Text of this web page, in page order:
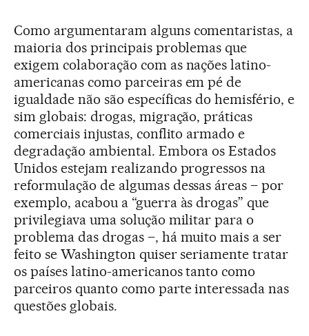
Como argumentaram alguns comentaristas, a
maioria dos principais problemas que
exigem colaboração com as nações latino-
americanas como parceiras em pé de
igualdade não são específicas do hemisfério, e
sim globais: drogas, migração, práticas
comerciais injustas, conflito armado e
degradação ambiental. Embora os Estados
Unidos estejam realizando progressos na
reformulação de algumas dessas áreas – por
exemplo, acabou a “guerra às drogas” que
privilegiava uma solução militar para o
problema das drogas –, há muito mais a ser
feito se Washington quiser seriamente tratar
os países latino-americanos tanto como
parceiros quanto como parte interessada nas
questões globais.